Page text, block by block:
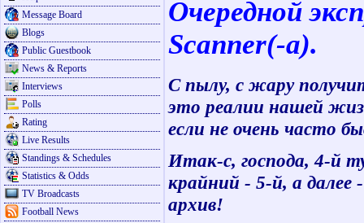
Message Board
Blogs
Public Guestbook
News & Reports
Interviews
Polls
Rating
Live Results
Standings & Schedules
Statistics & Odds
TV Broadcasts
Football News
Очередной
Scanner(-a).
С пылу, с жару
это реалии нашей
если не очень часто
Итак-с, господа, 4-й
крайний - 5-й, а далее
архив!